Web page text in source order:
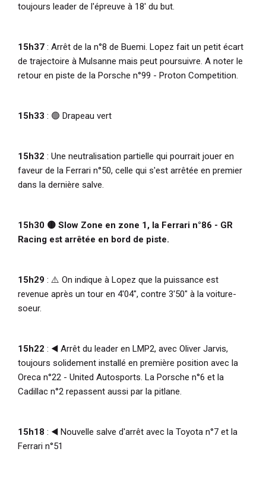
toujours leader de l'épreuve à 18' du but.
15h37 : Arrêt de la n°8 de Buemi. Lopez fait un petit écart
de trajectoire à Mulsanne mais peut poursuivre. A noter le
retour en piste de la Porsche n°99 - Proton Competition.
15h33 : 🟢 Drapeau vert
15h32 : Une neutralisation partielle qui pourrait jouer en
faveur de la Ferrari n°50, celle qui s'est arrêtée en premier
dans la dernière salve.
15h30 🟡 Slow Zone en zone 1, la Ferrari n°86 - GR
Racing est arrêtée en bord de piste.
15h29 : ⚠️ On indique à Lopez que la puissance est
revenue après un tour en 4'04", contre 3'50" à la voiture-
soeur.
15h22 : ◀️ Arrêt du leader en LMP2, avec Oliver Jarvis,
toujours solidement installé en première position avec la
Oreca n°22 - United Autosports. La Porsche n°6 et la
Cadillac n°2 repassent aussi par la pitlane.
15h18 : ◀️ Nouvelle salve d'arrêt avec la Toyota n°7 et la
Ferrari n°51